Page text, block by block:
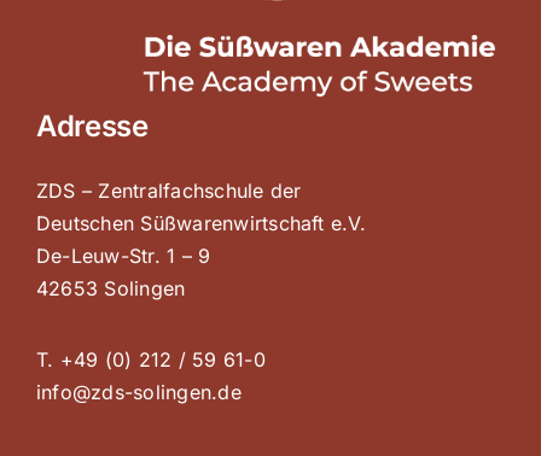
Adresse
ZDS – Zentralfachschule der
Deutschen Süßwarenwirtschaft e.V.
De-Leuw-Str. 1 – 9
42653 Solingen
T. +49 (0) 212 / 59 61-0
info@zds-solingen.de